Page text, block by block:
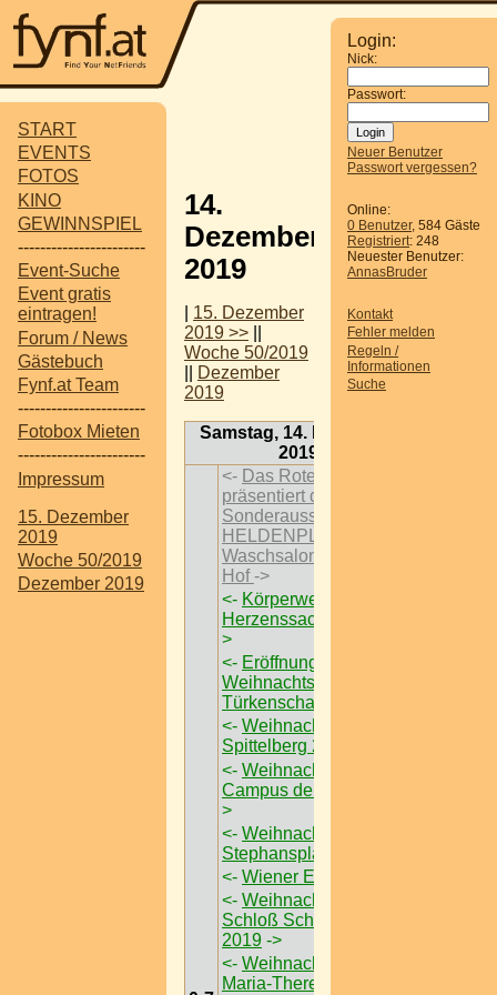
START
EVENTS
FOTOS
KINO
GEWINNSPIEL
-----------------------
Event-Suche
Event gratis
eintragen!
Forum / News
Gästebuch
Fynf.at Team
-----------------------
Fotobox Mieten
-----------------------
Impressum
15. Dezember
2019
Woche 50/2019
Dezember 2019
Login:
Nick:
Passwort:
Neuer Benutzer
Passwort vergessen?
Online:
0 Benutzer, 584 Gäste
Registriert: 248
Neuester Benutzer:
AnnasBruder
Kontakt
Fehler melden
Regeln /
Informationen
Suche
14.
Dezember
2019
15. Dezember
2019 >>
Woche 50/2019
Dezember
2019
Samstag, 14. Dezember
2019
<- Das Rote Wien
präsentiert die
Sonderausstellungen
HELDENPLATZ ’29 im
Waschsalon Karl-Marx-
Hof->
<- Körperwelten – Eine
Herzenssache I Wien
>
<- Eröffnung des
Weihnachtsmarktes im
Türkenschanzpark
<- Weihnachtsmarkt am
Spittelberg 2019
<- Weihnachtsdorf am
Campus der Uni Wien
>
<- Weihnachtsmarkt am
Stephansplatz
<- Wiener Eistraum
<- Weihnachtsmarkt
Schloß Schönbrunn
2019 ->
<- Weihnachtsdorf am
Maria-Theresien-Platz